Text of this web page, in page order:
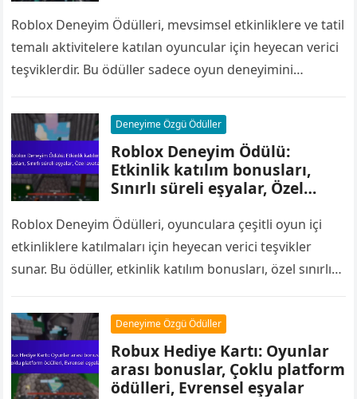
Roblox Deneyim Ödülleri, mevsimsel etkinliklere ve tatil
temalı aktivitelere katılan oyuncular için heyecan verici
teşviklerdir. Bu ödüller sadece oyun deneyimini
Deneyime Özgü Ödüller
Roblox Deneyim Ödülü:
Etkinlik katılım bonusları,
Sınırlı süreli eşyalar, Özel
Roblox Deneyim Ödülleri, oyunculara çeşitli oyun içi
etkinliklere katılmaları için heyecan verici teşvikler
sunar. Bu ödüller, etkinlik katılım bonusları, özel sınırlı
Deneyime Özgü Ödüller
Robux Hediye Kartı: Oyunlar
arası bonuslar, Çoklu platform
ödülleri, Evrensel eşyalar